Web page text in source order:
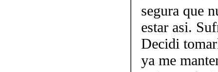
segura que
estar asi.
Decidi
ya me